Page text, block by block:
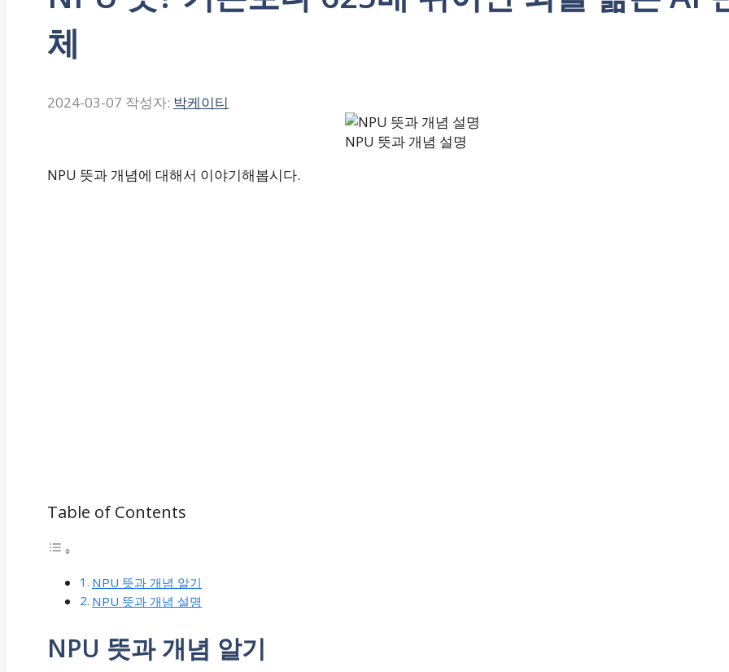
체
2024-03-07 작성자: 박케이티
NPU 뜻과 개념 설명
NPU 뜻과 개념에 대해서 이야기해봅시다.
Table of Contents
NPU 뜻과 개념 알기
NPU 뜻과 개념 설명
NPU 뜻과 개념 알기